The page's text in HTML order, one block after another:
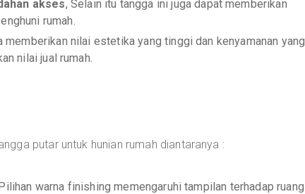
akses, Selain itu tangga ini juga dapat memberikan
rumah.
memberikan nilai estetika yang tinggi dan kenyamanan yang
nilai jual rumah.
putar untuk hunian rumah diantaranya :
warna finishing memengaruhi tampilan terhadap ruang